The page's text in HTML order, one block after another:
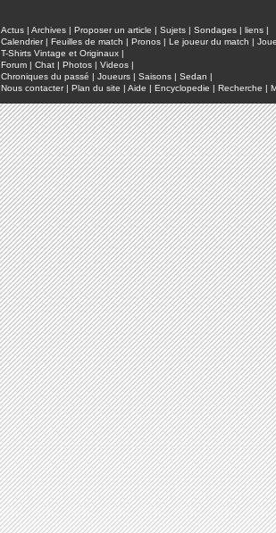
Actus | Archives | Proposer un article | Sujets | Sondages | liens |
Calendrier| Feuilles de match | Pronos | Le joueur du match |
T-Shirts Vintage et Originaux |
Forum | Chat | Photos | Videos |
Chroniques du passé | Joueurs | Saisons | Sedan |
Nous contacter| Plan du site | Aide | Encyclopedie | Recherche |